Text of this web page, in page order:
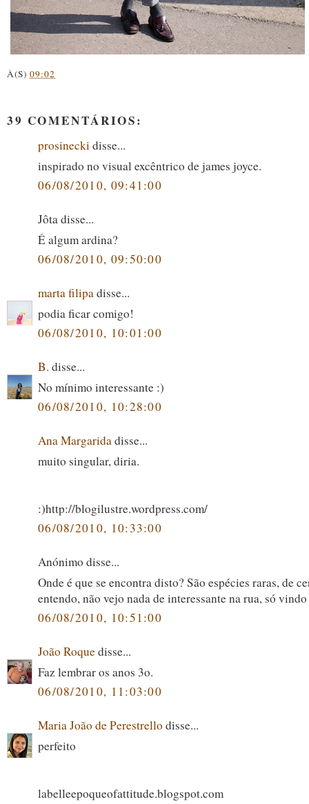
À(S)09:02
39 COMENTÁRIOS:
prosineckidisse...
inspirado no visual excêntrico de james joyce.
06/08/2010, 09:41:00
Jôta disse...
É algum ardina?
06/08/2010, 09:50:00
marta filipadisse...
podia ficar comigo!
06/08/2010, 10:01:00
B. disse...
No mínimo interessante :)
06/08/2010, 10:28:00
Ana Margaridadisse...
muito singular, diria.
:)http://blogilustre.wordpress.com/
06/08/2010, 10:33:00
Anónimo disse...
Onde é que se encontra disto? São espécies raras, de
entendo, não vejo nada de interessante na rua, só
06/08/2010, 10:51:00
João Roquedisse...
Faz lembrar os anos 3o.
06/08/2010, 11:03:00
Maria João de Perestrello disse...
perfeito
labelleepoqueofattitude.blogspot.com